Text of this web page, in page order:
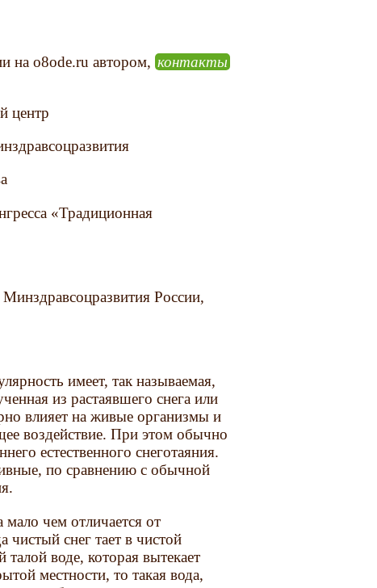
на o8ode.ru автором,контакты
центр
«Традиционная
России,
имеет, так называемая,
из растаявшего снега или
влияет на живые организмы и
воздействие. При этом обычно
естественного снеготаяния.
по сравнению с обычной
мало чем отличается от
чистый снег тает в чистой
воде, которая вытекает
местности, то такая вода,